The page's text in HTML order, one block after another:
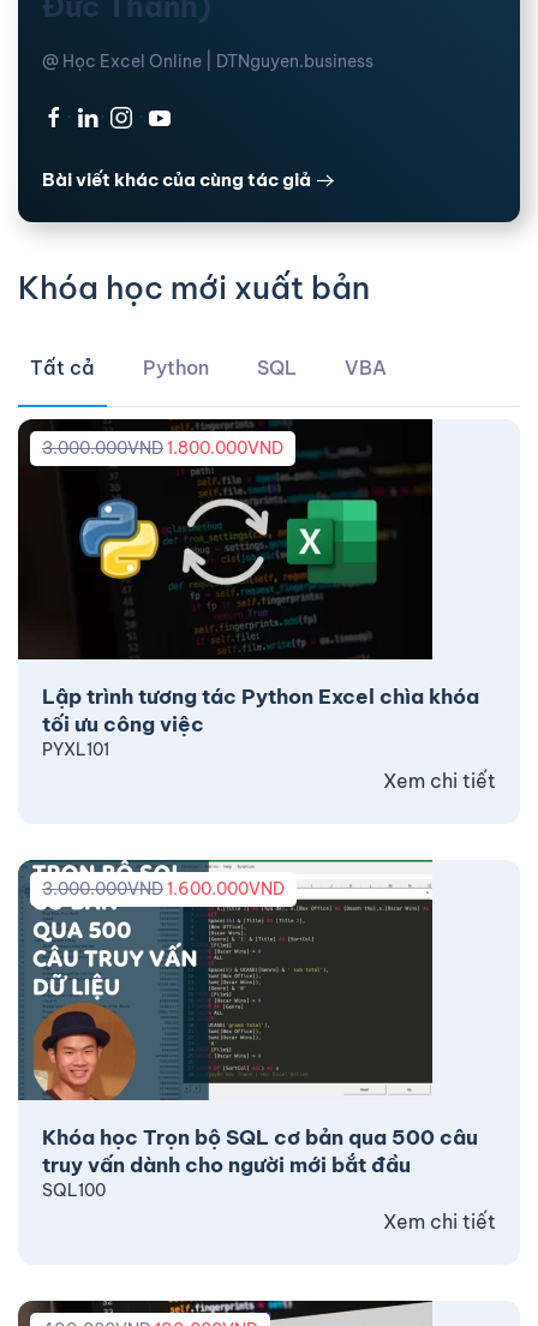
@ Học Excel Online | DTNguyen.business
· · ·
Bài viết khác của cùng tác giả
Khóa học mới xuất bản
Tất cả Python SQL VBA
Lập trình tương tác Python Excel chìa khóa
tối ưu công việc
3.000.000VND1.800.000VND
PYXL101
Xem chi tiết
Khóa học Trọn bộ SQL cơ bản qua 500 câu
truy vấn dành cho người mới bắt đầu
3.000.000VND1.600.000VND
SQL100
Xem chi tiết